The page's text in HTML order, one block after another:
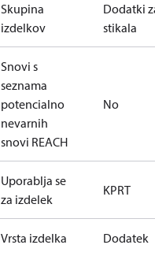
Skupina
izdelkov
Dodatki
stikala
Snovi s
seznama
potencialno
nevarnih
snovi REACH
No
Uporablja se
za izdelek
KPRT
Vrsta izdelka Dodatek